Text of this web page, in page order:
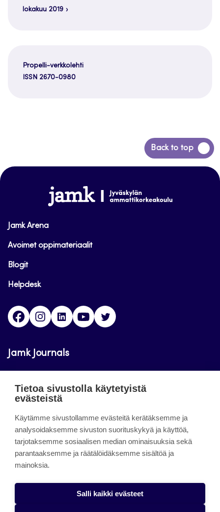
lokakuu 2019
Propelli-verkkolehti
ISSN 2670-0980
Back to top
Siirry
takaisin
www.jamk.fi
Jamk Arena
Avoimet oppimateriaalit
Blogit
Helpdesk
FacebookInstagram
LinkedInYoutube
Jamk Journals
luettavissa. Verkkolehtien tarkoituksena on tukea
innovaatiotoimintaa.
About the site
Jamkin verkkolehdet
Tietosuojaseloste
Tietoa sivustolla käytetyistä
evästeistä
Käytämme sivustollamme evästeitä kerätäksemme ja
analysoidaksemme sivuston suorituskykyä ja käyttöä,
tarjotaksemme sosiaalisen median ominaisuuksia sekä
parantaaksemme ja räätälöidäksemme sisältöä ja
mainoksia.
Salli kaikki evästeet